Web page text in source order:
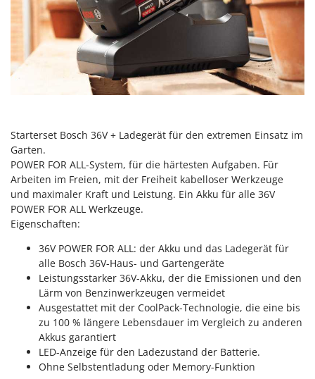
Flockenquetschen
Furchenzieher für Traktoren
G
Gartengrills
Gartenpumpen
Gerätehäuser
Getreidemühlen
Grabenfräsen
Grubber - Tiefenlockerer
Grubber für Traktor
Häcksler
Handsägen auf Verlängerung
Heckcontainer für Traktoren
Heckenscheren
Heißluftfritteusen
Heizkanonen und Elektroheizer
Bosch
Brumi
BullMach
C.EL.ME.
Campagnola
Campingaz
Castelgarden
Castellari
Ceccato Olindo
Char-Broil
Classe
Clementi
Cofra
Comet
Cresco
Cruccolini
Starterset Bosch 36V + Ladegerät für den extremen Einsatz im
Garten.
POWER FOR ALL-System, für die härtesten Aufgaben. Für
Arbeiten im Freien, mit der Freiheit kabelloser Werkzeuge
und maximaler Kraft und Leistung. Ein Akku für alle 36V
POWER FOR ALL Werkzeuge.
Eigenschaften:
36V POWER FOR ALL: der Akku und das Ladegerät für
alle Bosch 36V-Haus- und Gartengeräte
Leistungsstarker 36V-Akku, der die Emissionen und den
Lärm von Benzinwerkzeugen vermeidet
Ausgestattet mit der CoolPack-Technologie, die eine bis
zu 100 % längere Lebensdauer im Vergleich zu anderen
Akkus garantiert
LED-Anzeige für den Ladezustand der Batterie.
Ohne Selbstentladung oder Memory-Funktion